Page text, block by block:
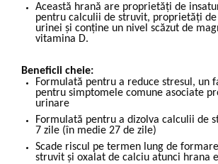
Această hrană are proprietăţi de
pentru calculii de struvit, proprietăţi
urinei şi conţine un nivel scăzut de
vitamina D.
Beneficii cheie:
Formulată pentru a reduce stresul, un
pentru simptomele comune asociate
urinare
Formulată pentru a dizolva calculii de
7 zile (în medie 27 de zile)
Scade riscul pe termen lung de
struvit și oxalat de calciu atunci hrana